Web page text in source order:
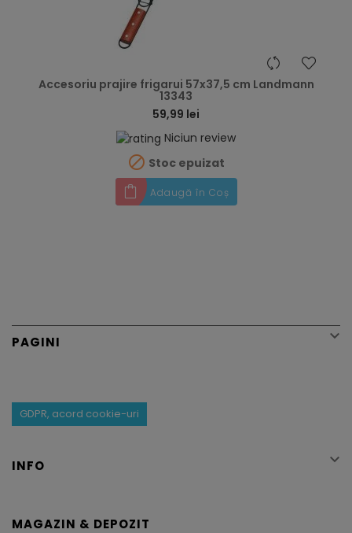
Accesoriu prajire frigarui 57x37,5 cm Landmann
13343
59,99 lei
Niciun review
 Stoc epuizat
Adaugă în Coș
PAGINI 
GDPR, acord cookie-uri
INFO 
MAGAZIN & DEPOZIT